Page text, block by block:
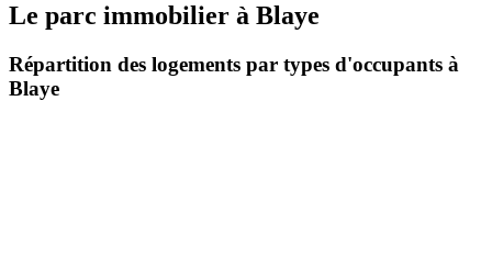
Le parc immobilier à Blaye
Répartition des logements par types d'occupants à
Blaye